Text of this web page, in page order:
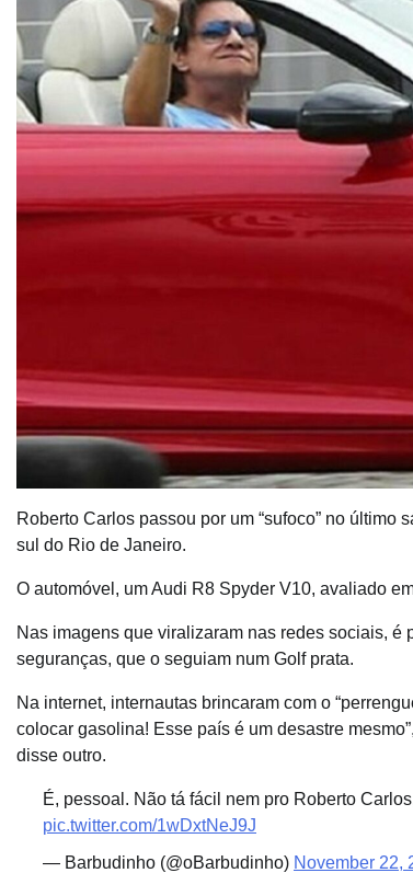
Roberto Carlos passou por um “sufoco” no
sul do Rio de Janeiro.
O automóvel, um Audi R8 Spyder V10, avaliado
Nas imagens que viralizaram nas redes sociais,
seguranças, que o seguiam num Golf prata.
Na internet, internautas brincaram com o
colocar gasolina! Esse país é um desastre
disse outro.
É, pessoal. Não tá fácil nem pro Roberto
pic.twitter.com/1wDxtNeJ9J
— Barbudinho (@oBarbudinho) November 22,